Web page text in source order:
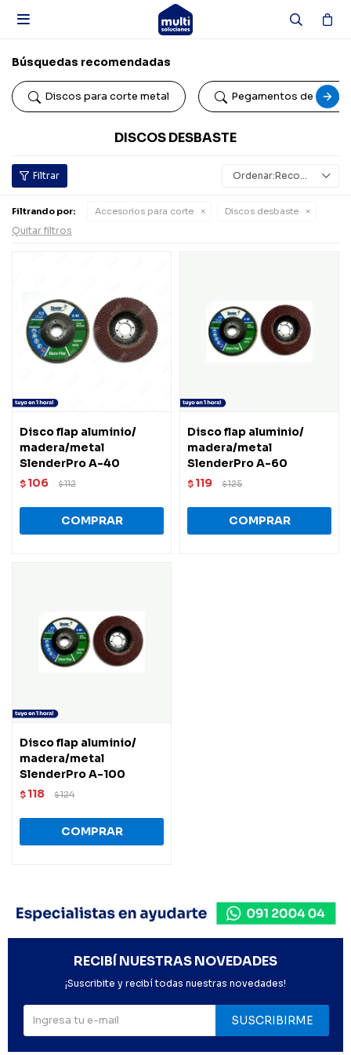

Búsquedas recomendadas
Discos para corte metal Pegamentos de
DISCOS DESBASTE
Recomendados
Filtrando por: Accesorios para corte Discos desbaste
Quitar filtros
Disco flap aluminio/
madera/metal
SlenderPro A-40
$ 106 $112
Disco flap aluminio/
madera/metal
SlenderPro A-60
$ 119 $125
Disco flap aluminio/
madera/metal
SlenderPro A-100
$ 118 $124
RECIBÍ NUESTRAS NOVEDADES
¡Suscribite y recibí todas nuestras novedades!
SUSCRIBIRME